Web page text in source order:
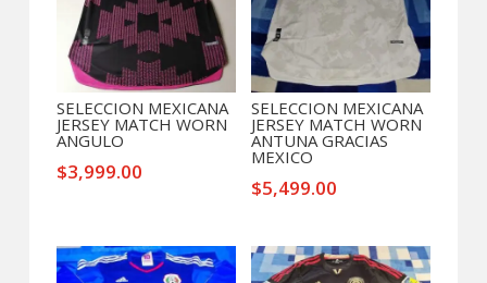
SELECCION MEXICANA
JERSEY MATCH WORN
ANGULO
$3,999.00
SELECCION MEXICANA
JERSEY MATCH WORN
ANTUNA GRACIAS
MEXICO
$5,499.00